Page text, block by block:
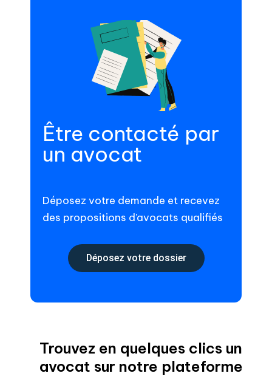
Être contacté par
un avocat
Déposez votre demande et recevez
des propositions d’avocats qualifiés
Déposez votre dossier
Trouvez en quelques clics un
avocat sur notre plateforme